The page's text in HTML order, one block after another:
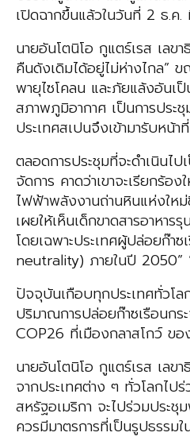
เปิดฉากขึ้นแล้วในวันที่ 2 ธ.ค.
นายอันโตนิโอ กูแตร์เรส เลข
คืนดังเดิมได้อยู่ไม่ห่างไกล”
พายุไซโคลน และภัยแล้งอันเ
สภาพภูมิอากาศ เป็นการประ
ประเทศสเปนจึงเข้ามารับหน้
ตลอดการประชุมที่จะดำเนินไ
จัดการ คาดว่าเขาจะเรียกร้อ
ไฟฟ้าพลังงานถ่านหินแห่งใ
เผยให้เห็นเด็กขาดสารอาหา
โดยเฉพาะประเทศผู้ปล่อยก๊า
neutrality) ภายในปี 2050”
ปัจจุบันเกือบทุกประเทศทั่วโ
ปริมาณการปล่อยก๊าซเรือนกร
COP26 ที่เมืองกลาสโกว์ ข
นายอันโตนิโอ กูแตร์เรส เล
จากประเทศต่าง ๆ ทั่วโลกไ
สหรัฐอเมริกา จะไปร่วมประ
ควรมีมาตรการที่เป็นรูปธรร